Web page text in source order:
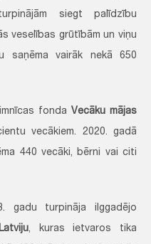
siegt palīdzību
veselības grūtībām un viņu
saņēma vairāk nekā 650
fonda Vecāku mājas
vecākiem. 2020. gadā
440 vecāki, bērni vai citi
gadu turpināja ilggadējo
, kuras ietvaros tika